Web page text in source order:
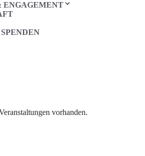
vorhanden.